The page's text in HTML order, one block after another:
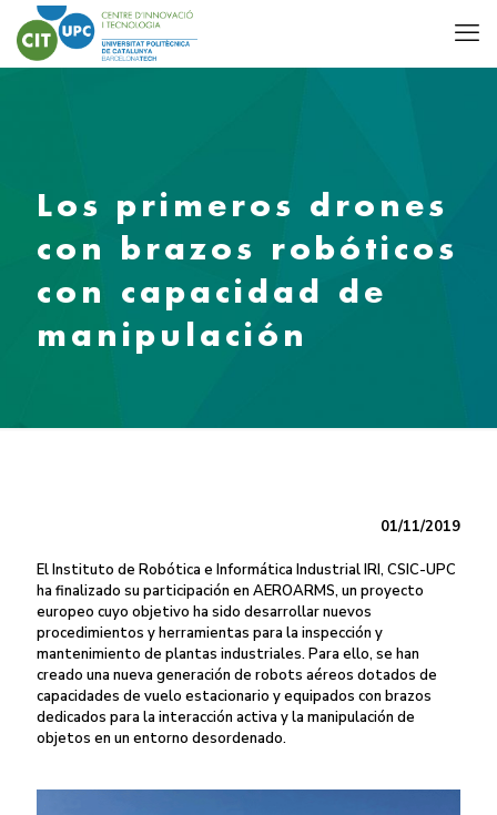
Los primeros drones
con brazos robóticos
con capacidad de
manipulación
01/11/2019
El Instituto de Robótica e Informática Industrial IRI, CSIC-UPC
ha finalizado su participación en AEROARMS, un proyecto
europeo cuyo objetivo ha sido desarrollar nuevos
procedimientos y herramientas para la inspección y
mantenimiento de plantas industriales. Para ello, se han
creado una nueva generación de robots aéreos dotados de
capacidades de vuelo estacionario y equipados con brazos
dedicados para la interacción activa y la manipulación de
objetos en un entorno desordenado.